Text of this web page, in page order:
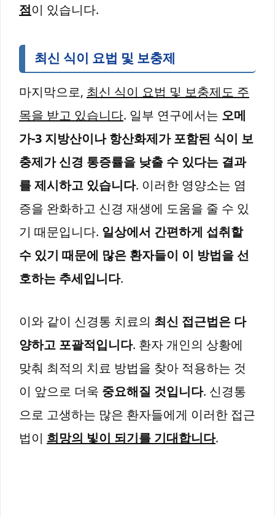
점이 있습니다.
최신 식이 요법 및 보충제
마지막으로, 최신 식이 요법 및 보충제도 주
목을 받고 있습니다. 일부 연구에서는 오메
가-3 지방산이나 항산화제가 포함된 식이 보
충제가 신경 통증률을 낮출 수 있다는 결과
를 제시하고 있습니다. 이러한 영양소는 염
증을 완화하고 신경 재생에 도움을 줄 수 있
기 때문입니다. 일상에서 간편하게 섭취할
수 있기 때문에 많은 환자들이 이 방법을 선
호하는 추세입니다.
이와 같이 신경통 치료의 최신 접근법은 다
양하고 포괄적입니다. 환자 개인의 상황에
맞춰 최적의 치료 방법을 찾아 적용하는 것
이 앞으로 더욱 중요해질 것입니다. 신경통
으로 고생하는 많은 환자들에게 이러한 접근
법이 희망의 빛이 되기를 기대합니다.